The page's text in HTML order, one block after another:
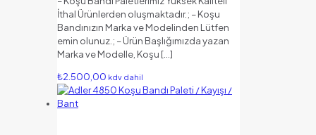
İthal Ürünlerden oluşmaktadır.; – Koşu
Bandınızın Marka ve Modelinden Lütfen
emin olunuz.; – Ürün Başlığımızda yazan
Marka ve Modelle, Koşu […]
₺2.500,00 kdv dahil